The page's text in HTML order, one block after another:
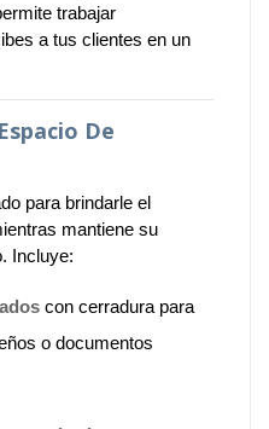
trabajar
a tus clientes en un
De
para brindarle el
mantiene su
Incluye:
con cerradura para
o documentos